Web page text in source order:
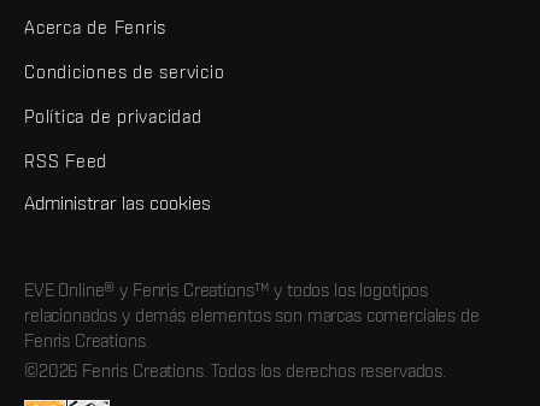
Acerca de Fenris
Condiciones de servicio
Política de privacidad
RSS Feed
Administrar las cookies
EVE Online® y Fenris Creations™ y todos los logotipos
relacionados y demás elementos son marcas comerciales de
Fenris Creations.
©2026 Fenris Creations. Todos los derechos reservados.